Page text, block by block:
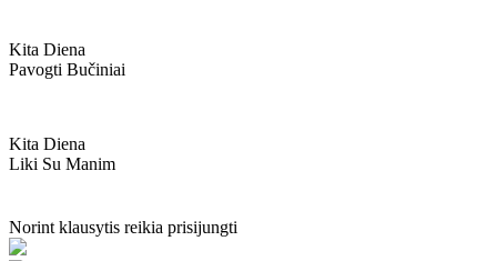
Kita Diena
Pavogti Bučiniai
Kita Diena
Liki Su Manim
Norint klausytis reikia prisijungti